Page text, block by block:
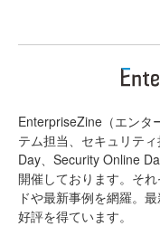
EnterpriseZine（エンタ
テム担当、セキュリテ
Day、Security Online
開催しております。そ
ドや最新事例を網羅。
好評を得ています。